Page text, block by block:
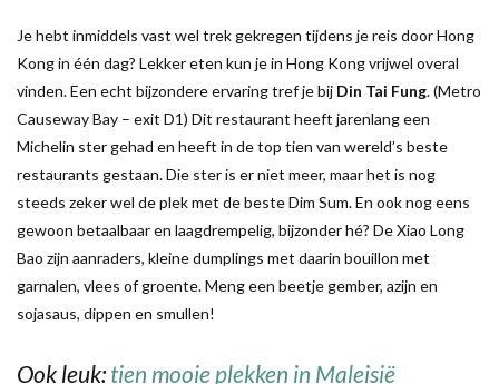
Je hebt inmiddels vast wel trek gekregen tijdens je reis door Hong
Kong in één dag? Lekker eten kun je in Hong Kong vrijwel overal
vinden. Een echt bijzondere ervaring tref je bij Din Tai Fung. (Metro
Causeway Bay – exit D1) Dit restaurant heeft jarenlang een
Michelin ster gehad en heeft in de top tien van wereld’s beste
restaurants gestaan. Die ster is er niet meer, maar het is nog
steeds zeker wel de plek met de beste Dim Sum. En ook nog eens
gewoon betaalbaar en laagdrempelig, bijzonder hé? De Xiao Long
Bao zijn aanraders, kleine dumplings met daarin bouillon met
garnalen, vlees of groente. Meng een beetje gember, azijn en
sojasaus, dippen en smullen!
Ook leuk: tien mooie plekken in Maleisië